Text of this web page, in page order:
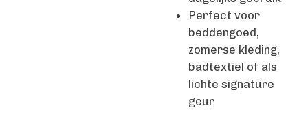
Perfect voor
beddengoed,
zomerse kleding,
badtextiel of als
lichte signature
geur